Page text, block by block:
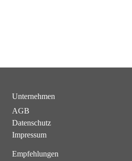
Unternehmen
AGB
Datenschutz
Impressum
Empfehlungen